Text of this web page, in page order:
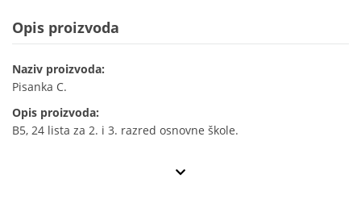
Opis proizvoda
Naziv proizvoda:
Pisanka C.
Opis proizvoda:
B5, 24 lista za 2. i 3. razred osnovne škole.